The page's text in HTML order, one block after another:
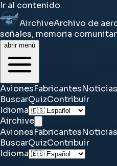
Ir al contenido
AirchiveArchivo de
señales, memoria
abrir menú
AvionesFabricantesNoticias
BuscarQuizContribuir
Idioma
Airchive
AvionesFabricantesNoticias
BuscarQuizContribuir
Idioma